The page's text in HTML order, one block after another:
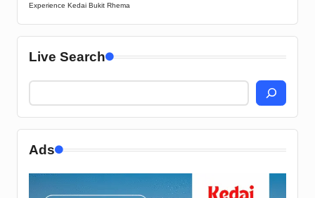
Experience Kedai Bukit Rhema
Live Search
Ads